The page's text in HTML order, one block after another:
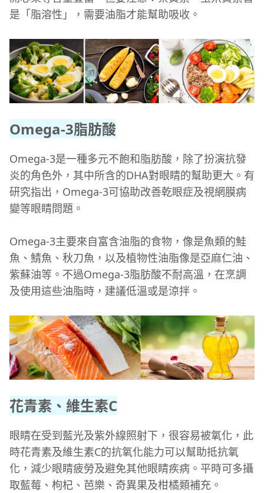
是「脂溶性」，需要油脂才能幫助吸收。
Omega-3脂肪酸
Omega-3是一種多元不飽和脂肪酸，除了扮演抗發
炎的角色外，其中所含的DHA對眼睛的幫助更大。有
研究指出，Omega-3可協助改善乾眼症及視網膜病
變等眼睛問題。
Omega-3主要來自富含油脂的食物，像是魚類的鮭
魚、鯖魚、秋刀魚，以及植物性油脂像是亞麻仁油、
紫蘇油等。不過Omega-3脂肪酸不耐高溫，在烹調
及使用這些油脂時，建議低溫或是涼拌。
花青素、維生素C
眼睛在受到藍光及紫外線照射下，很容易被氧化，此
時花青素及維生素C的抗氧化能力可以幫助抵抗氧
化，減少眼睛疲勞及避免其他眼睛疾病。平時可多攝
取藍莓、枸杞、芭樂、奇異果及柑橘類補充。